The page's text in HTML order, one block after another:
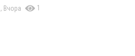
Вчора 1